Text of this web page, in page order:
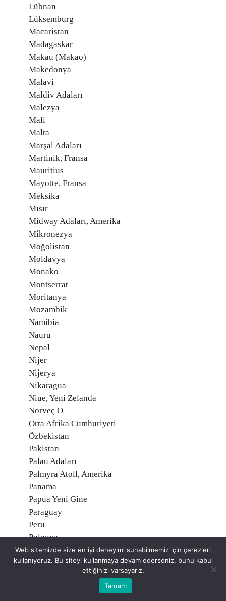
Lübnan
Lüksemburg
Macaristan
Madagaskar
Makau (Makao)
Makedonya
Malavi
Maldiv Adaları
Malezya
Mali
Malta
Marşal Adaları
Martinik, Fransa
Mauritius
Mayotte, Fransa
Meksika
Mısır
Midway Adaları, Amerika
Mikronezya
Moğolistan
Moldavya
Monako
Montserrat
Moritanya
Mozambik
Namibia
Nauru
Nepal
Nijer
Nijerya
Nikaragua
Niue, Yeni Zelanda
Norveç O
Orta Afrika Cumhuriyeti
Özbekistan
Pakistan
Palau Adaları
Palmyra Atoll, Amerika
Panama
Papua Yeni Gine
Paraguay
Peru
Polonya
Portekiz
Porto Riko, Amerika
Reunion, Fransa
Web sitemizde size en iyi deneyimi sunabilmemiz için çerezleri
kullanıyoruz. Bu siteyi kullanmaya devam ederseniz, bunu kabul
ettiğinizi varsayarız.
Tamam